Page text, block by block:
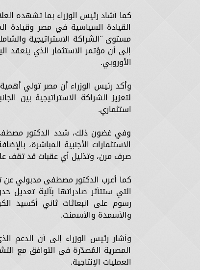
كما أشاد رئيس الوزراء بما تشهده
القيادة السياسية في مصر وقيادة
مستوى "الشراكة الاستراتيجية
إلى أن مؤتمر الاستثمار الذي ينعقد
الأوروبي.
وأكد رئيس الوزراء أن مصر تولي أهمية
لتعزيز الشراكة الاستراتيجية بين
استثماري.
وفي غضون ذلك، شدد الدكتور
الاستثمارات الأجنبية المباشرة،
صرف مرن، وتذليل أي عقبات قد تقف
كما أعرب الدكتور مصطفى مدبولي عن
رسوم على انبعاثات ثاني أكسيد
والأسمدة والأسمنت.
وأشار رئيس الوزراء إلى أن الدعم
المصرية المُصدّرة فى التوافق مع
العمليات الإنتاجية.